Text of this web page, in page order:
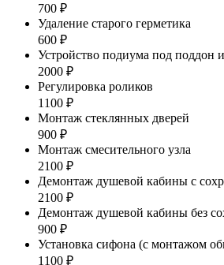
700 ₽
Удаление старого герметика
600 ₽
Устройство подиума под поддон
2000 ₽
Регулировка роликов
1100 ₽
Монтаж стеклянных дверей
900 ₽
Монтаж смесительного узла
2100 ₽
Демонтаж душевой кабины с
2100 ₽
Демонтаж душевой кабины без
900 ₽
Установка сифона (с монтажом
1100 ₽